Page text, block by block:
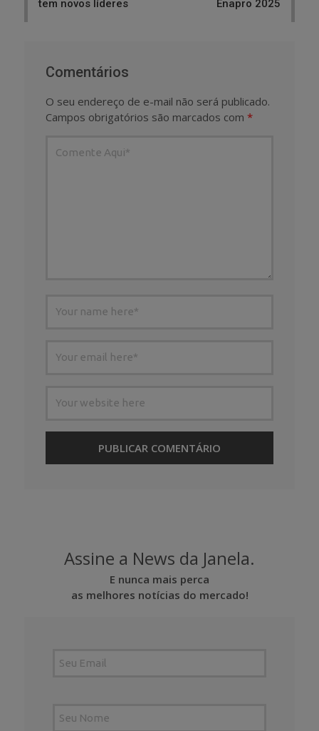
tem novos líderes Enapro 2025
Comentários
O seu endereço de e-mail não será publicado.
Campos obrigatórios são marcados com *
Assine a News da Janela.
E nunca mais perca
as melhores notícias do mercado!